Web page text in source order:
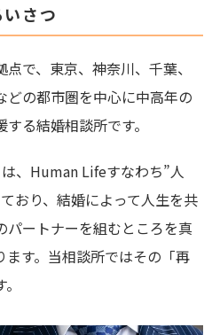
さつ
で、東京、神奈川、千葉、
の都市圏を中心に中高年の
る結婚相談所です。
、Human Lifeすなわち”人
おり、結婚によって人生を共
パートナーを組むところを真
す。当相談所ではその「再